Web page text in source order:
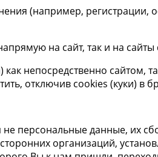
(например, регистрации,
на сайт, так и на
непосредственно сайтом,
отключив cookies (куки) в
персональные данные, их
организаций,